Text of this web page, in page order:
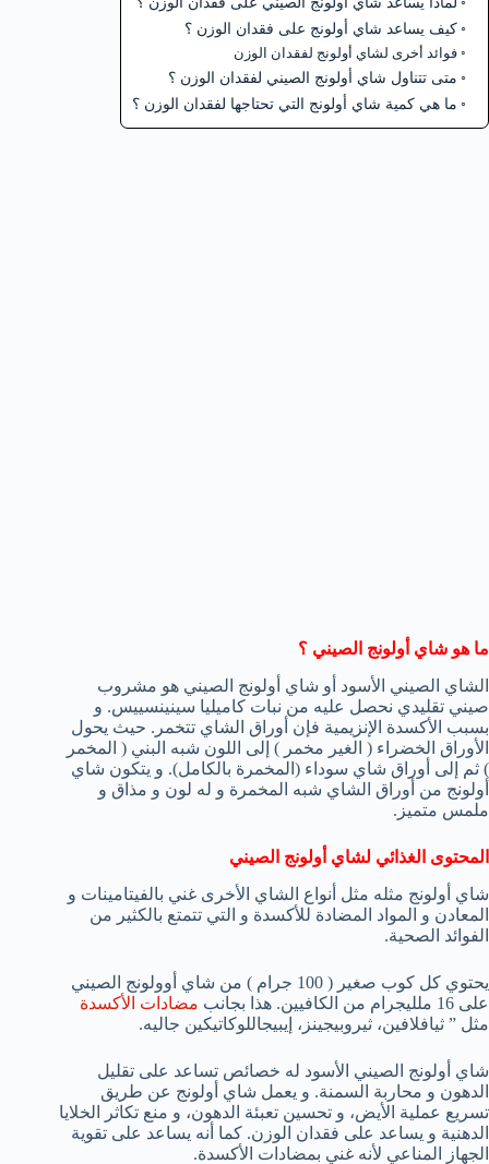
كيف يساعد شاي أولونج على فقدان الوزن ؟
فوائد أخرى لشاي أولونج لفقدان الوزن
متى تتناول شاي أولونج الصيني لفقدان الوزن ؟
ما هي كمية شاي أولونج التي تحتاجها لفقدان الوزن ؟
ما هو شاي أولونج الصيني ؟
الشاي الصيني الأسود أو شاي أولونج الصيني هو مشروب
صيني تقليدي نحصل عليه من نبات كاميليا سينينسييس. و
بسبب الأكسدة الإنزيمية فإن أوراق الشاي تتخمر. حيث يحول
الأوراق الخضراء ( الغير مخمر ) إلى اللون شبه البني ( المخمر
) ثم إلى أوراق شاي سوداء (المخمرة بالكامل). و يتكون شاي
أولونج من أوراق الشاي شبه المخمرة و له لون و مذاق و
ملمس متميز.
المحتوى الغذائي لشاي أولونج الصيني
شاي أولونج مثله مثل أنواع الشاي الأخرى غني بالفيتامينات و
المعادن و المواد المضادة للأكسدة و التي تتمتع بالكثير من
الفوائد الصحية.
يحتوي كل كوب صغير ( 100 جرام ) من شاي أوولونج الصيني
على 16 ملليجرام من الكافيين. هذا بجانب
مضادات الأكسدة
مثل ” ثيافلافين، ثيروبيجينز، إيبيجاللوكاتيكين جاليه.
شاي أولونج الصيني الأسود له خصائص تساعد على تقليل
الدهون و محاربة السمنة. و يعمل شاي أولونج عن طريق
تسريع عملية الأيض، و تحسين تعبئة الدهون، و منع تكاثر الخلايا
الدهنية و يساعد على فقدان الوزن. كما أنه يساعد على تقوية
الجهاز المناعي لأنه غني بمضادات الأكسدة.